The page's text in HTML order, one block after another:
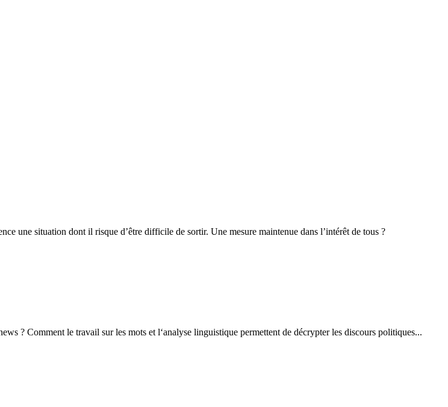
une situation dont il risque d’être difficile de sortir. Une mesure maintenue dans l’intérêt de tous ?
? Comment le travail sur les mots et l‘analyse linguistique permettent de décrypter les discours politiques...